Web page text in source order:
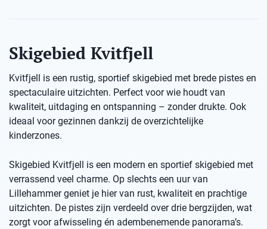
Skigebied Kvitfjell
Kvitfjell is een rustig, sportief skigebied met brede pistes en
spectaculaire uitzichten. Perfect voor wie houdt van
kwaliteit, uitdaging en ontspanning – zonder drukte. Ook
ideaal voor gezinnen dankzij de overzichtelijke
kinderzones.
Skigebied Kvitfjell is een modern en sportief skigebied met
verrassend veel charme. Op slechts een uur van
Lillehammer geniet je hier van rust, kwaliteit en prachtige
uitzichten. De pistes zijn verdeeld over drie bergzijden, wat
zorgt voor afwisseling én adembenemende panorama’s.